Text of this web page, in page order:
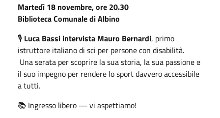
Martedì 18 novembre, ore 20.30
Biblioteca Comunale di Albino
🎙️ Luca Bassi intervista Mauro Bernardi, primo
istruttore italiano di sci per persone con disabilità.
Una serata per scoprire la sua storia, la sua passione e
il suo impegno per rendere lo sport davvero accessibile
a tutti.
📚 Ingresso libero — vi aspettiamo!